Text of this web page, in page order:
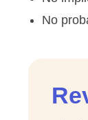
No